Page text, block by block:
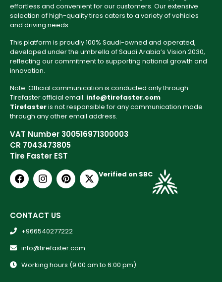
effortless and convenient for our customers. Our extensive
selection of high-quality tires caters to a variety of vehicles
and driving needs.
This platform is proudly 100% Saudi-owned and operated,
developed under the umbrella of Saudi Arabia’s Vision 2030,
reflecting our commitment to supporting national growth and
innovation.
Note: Official communication is conducted only through
Tirefaster official email: info@tirefaster.com
Tirefasteris not responsible for any communication made
through any other email address.
VAT Number 300516971300003
CR 7043473805
Tire Faster EST
Verified on SBC
CONTACT US
+966540277222
info@tirefaster.com
Working hours (9:00 am to 6:00 pm)